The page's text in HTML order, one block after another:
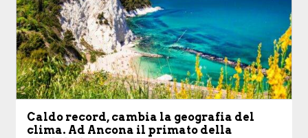
Caldo record, cambia la geografia del
clima. Ad Ancona il primato della